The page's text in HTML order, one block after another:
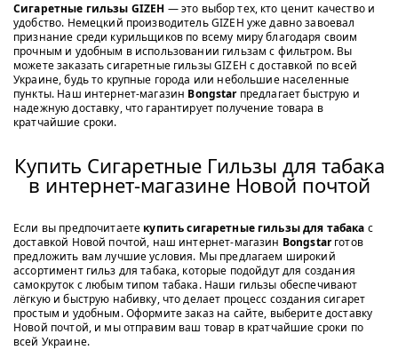
Сигаретные гильзы GIZEH — это выбор тех, кто ценит качество и
удобство. Немецкий производитель GIZEH уже давно завоевал
признание среди курильщиков по всему миру благодаря своим
прочным и удобным в использовании гильзам с фильтром. Вы
можете заказать сигаретные гильзы GIZEH с доставкой по всей
Украине, будь то крупные города или небольшие населенные
пункты. Наш интернет-магазин Bongstarпредлагает быструю и
надежную доставку, что гарантирует получение товара в
кратчайшие сроки.
Купить Сигаретные Гильзы для табака
в интернет-магазине Новой почтой
Если вы предпочитаете купить сигаретные гильзы для табака с
доставкой Новой почтой, наш интернет-магазин Bongstarготов
предложить вам лучшие условия. Мы предлагаем широкий
ассортимент гильз для табака, которые подойдут для создания
самокруток с любым типом табака. Наши гильзы обеспечивают
лёгкую и быструю набивку, что делает процесс создания сигарет
простым и удобным. Оформите заказ на сайте, выберите доставку
Новой почтой, и мы отправим ваш товар в кратчайшие сроки по
всей Украине.